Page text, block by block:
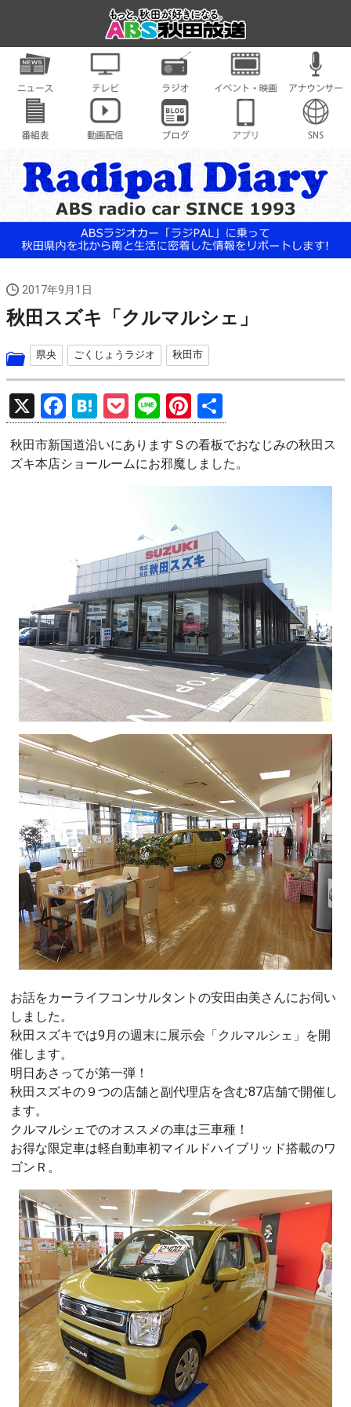
2017年9月1日
秋田スズキ「クルマルシェ」
県央 ごくじょうラジオ 秋田市
X
F
a
ce
k
H
at
e
P
o
ck
Li
n
e
Pi
nt
er
es
有
秋田市新国道沿いにありますＳの看板でおなじみの秋田ス
ズキ本店ショールームにお邪魔しました。
お話をカーライフコンサルタントの安田由美さんにお伺い
しました。
秋田スズキでは9月の週末に展示会「クルマルシェ」を開
催します。
明日あさってが第一弾！
秋田スズキの９つの店舗と副代理店を含む87店舗で開催し
ます。
クルマルシェでのオススメの車は三車種！
お得な限定車は軽自動車初マイルドハイブリッド搭載のワ
ゴンＲ。